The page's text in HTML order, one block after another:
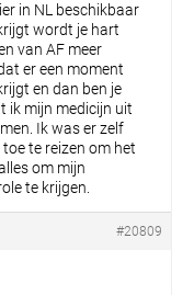
in NL beschikbaar
wordt je hart
van AF meer
er een moment
en dan ben je
ik mijn medicijn uit
Ik was er zelf
te reizen om het
om mijn
te krijgen.
#20809